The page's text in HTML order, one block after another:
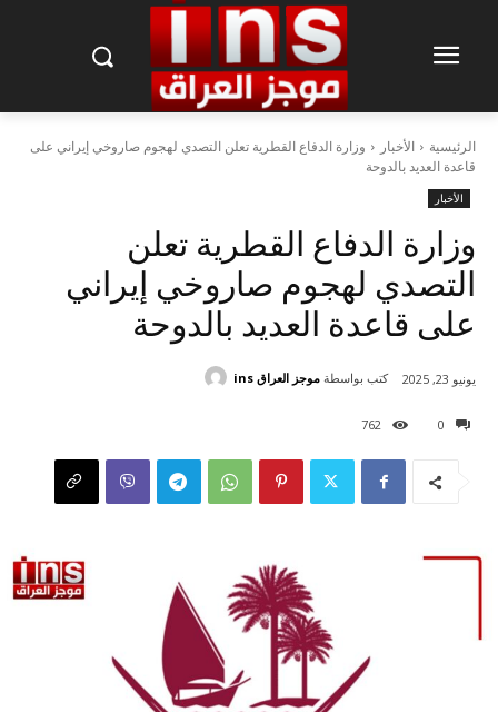
الرئيسية الأخبار
وزارة الدفاع القطرية تعلن التصدي لهجوم صاروخي إيراني على
قاعدة العديد بالدوحة
الأخبار
وزارة الدفاع القطرية تعلن
التصدي لهجوم صاروخي إيراني
على قاعدة العديد بالدوحة
0
762
يونيو 23, 2025 كتب بواسطة موجز العراق ins